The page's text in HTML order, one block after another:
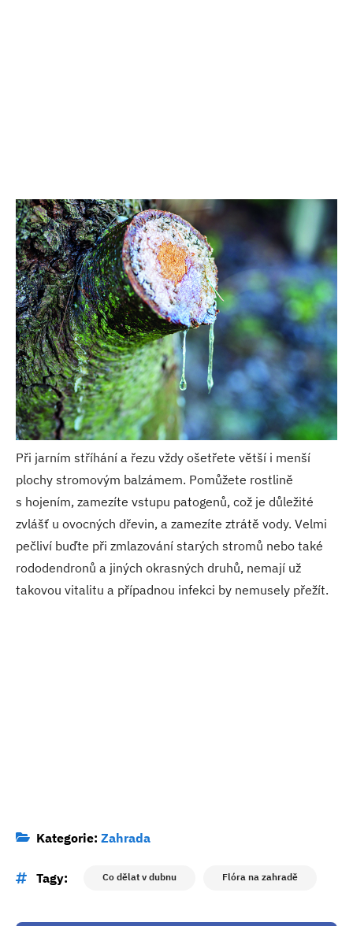
Při jarním stříhání a řezu vždy ošetřete větší i menší
plochy stromovým balzámem. Pomůžete rostlině
s hojením, zamezíte vstupu patogenů, což je důležité
zvlášť u ovocných dřevin, a zamezíte ztrátě vody. Velmi
pečliví buďte při zmlazování starých stromů nebo také
rododendronů a jiných okrasných druhů, nemají už
takovou vitalitu a případnou infekci by nemusely přežít.
Kategorie: Zahrada
Tagy: Co dělat v dubnu Flóra na zahradě